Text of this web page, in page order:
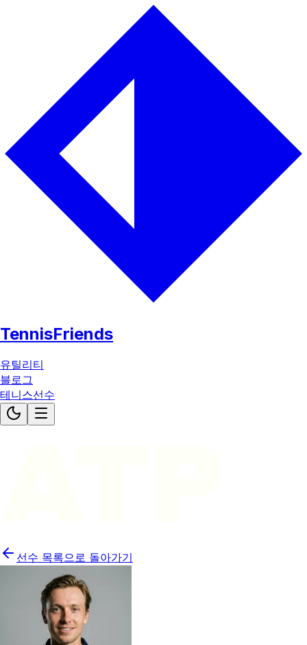
TennisFriends
유틸리티
블로그
테니스선수
선수 목록으로 돌아가기